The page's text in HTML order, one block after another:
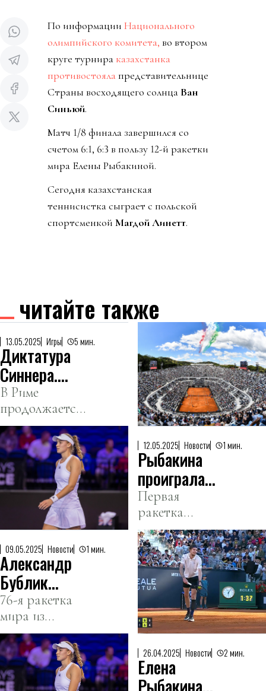
По информации Национального
олимпийского комитета, во втором
круге турнира казахстанка
противостояла представительнице
Страны восходящего солнца Ван
Синьюй.
Матч 1/8 финала завершился со
счетом 6:1, 6:3 в пользу 12-й ракетки
мира Елены Рыбакиной.
Сегодня казахстанская
теннисистка сыграет с польской
спортсменкой Магдой Линетт.
читайте также
13.05.2025 Игры 5 мин.
Диктатура
Синнера.
Сотый титул
Джоковича.
Мамульки на
кортах
В Риме
продолжается
огромный
турнир. К
сожалению,
наших там не
осталось.
12.05.2025 Новости 1 мин.
Рыбакина
проиграла
Андрееску в
Риме
Первая
ракетка
Казахстана
Елена
Рыбакина
завершила свое
выступление на
турнире WTA-
1000 в Риме.
09.05.2025 Новости 1 мин.
Александр
Бублик
успешно
стартовал на
турнире в
Риме
76-я ракетка
мира из
Казахстана в
первом круге
обыграл
российского
26.04.2025 Новости 2 мин.
Елена
Рыбакина